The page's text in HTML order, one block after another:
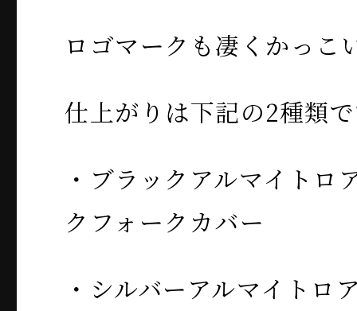
ロゴマークも凄くかっこ
仕上がりは下記の2種類
・ブラックアルマイトロ
クフォークカバー
・シルバーアルマイトロ